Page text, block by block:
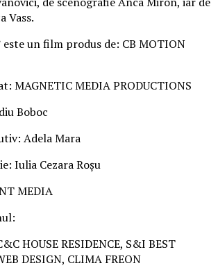
Vass.
este un film produs de: CB MOTION
MAGNETIC MEDIA PRODUCTIONS
Boboc
Adela Mara
Iulia Cezara Roșu
MEDIA
HOUSE RESIDENCE, S&I BEST
DESIGN, CLIMA FREON